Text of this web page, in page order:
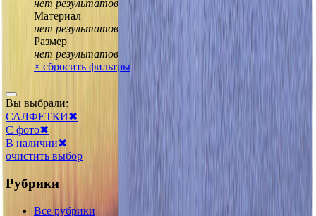
нет результатов
Материал
нет результатов
Размер
нет результатов
× сбросить фильтры
Вы выбрали:
САЛФЕТКИ✖
С фото✖
В наличии✖
очистить выбор
Рубрики
Все рубрики